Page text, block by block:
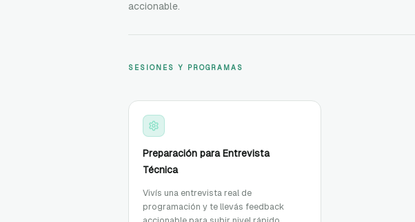
accionable.
SESIONES Y PROGRAMAS
Preparación para Entrevista
Técnica
Vivís una entrevista real de
programación y te llevás feedback